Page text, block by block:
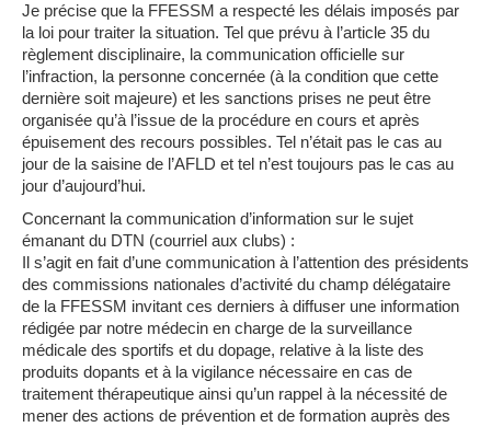
Je précise que la FFESSM a respecté les délais imposés par
la loi pour traiter la situation. Tel que prévu à l’article 35 du
règlement disciplinaire, la communication officielle sur
l’infraction, la personne concernée (à la condition que cette
dernière soit majeure) et les sanctions prises ne peut être
organisée qu’à l’issue de la procédure en cours et après
épuisement des recours possibles. Tel n’était pas le cas au
jour de la saisine de l’AFLD et tel n’est toujours pas le cas au
jour d’aujourd’hui.
Concernant la communication d’information sur le sujet
émanant du DTN (courriel aux clubs) :
Il s’agit en fait d’une communication à l’attention des présidents
des commissions nationales d’activité du champ délégataire
de la FFESSM invitant ces derniers à diffuser une information
rédigée par notre médecin en charge de la surveillance
médicale des sportifs et du dopage, relative à la liste des
produits dopants et à la vigilance nécessaire en cas de
traitement thérapeutique ainsi qu’un rappel à la nécessité de
mener des actions de prévention et de formation auprès des